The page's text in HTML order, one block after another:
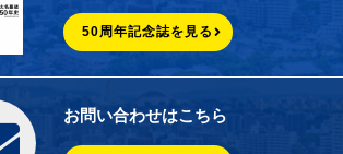
50周年記念誌を見る
お問い合わせはこちら